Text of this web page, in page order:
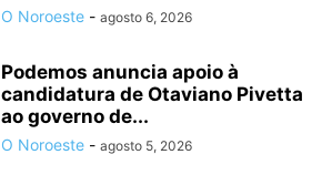
O Noroeste - agosto 6, 2026
Podemos anuncia apoio à
candidatura de Otaviano Pivetta
ao governo de...
O Noroeste - agosto 5, 2026